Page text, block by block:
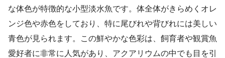
な体色が特徴的な小型淡水魚です。体全体がきらめくオレ
ンジ色や赤色をしており、特に尾びれや背びれには美しい
青色が見られます。この鮮やかな色彩は、飼育者や観賞魚
愛好者に非常に人気があり、アクアリウムの中でも目を引